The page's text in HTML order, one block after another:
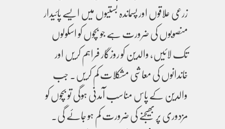
زرعی علاقوں اور پسماندہ بستیوں میں ایسے پائیدار
منصوبوں کی ضرورت ہے جو بچوں کو اسکولوں
تک لائیں، والدین کو روزگار فراہم کریں اور
خاندانوں کی معاشی مشکلات کم کریں۔ جب
والدین کے پاس مناسب آمدنی ہوگی تو بچوں کو
مزدوری پر بھیجنے کی ضرورت کم ہو جائے گی۔